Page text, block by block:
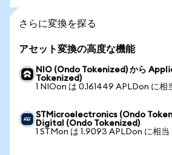
さらに変換を探る
アセット変換の高度な機能
NIO (Ondo Tokenized) から
Tokenized)
1 NIOon は 0.161449 APLDon に相
STMicroelectronics (Ondo
Digital (Ondo Tokenized)
1 STMon は 1.9093 APLDon に相当